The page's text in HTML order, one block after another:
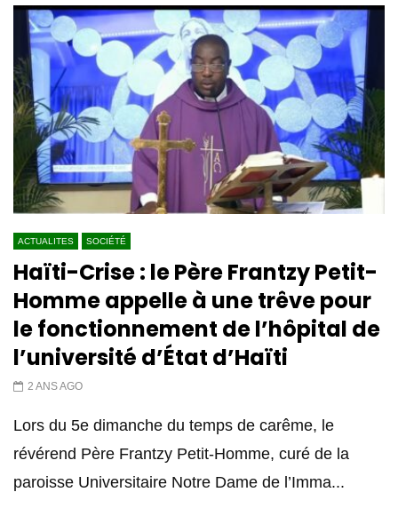
ACTUALITES SOCIÉTÉ
Haïti-Crise : le Père Frantzy Petit-
Homme appelle à une trêve pour
le fonctionnement de l’hôpital de
l’université d’État d’Haïti
2 ANS AGO
Lors du 5e dimanche du temps de carême, le
révérend Père Frantzy Petit-Homme, curé de la
paroisse Universitaire Notre Dame de l’Imma...